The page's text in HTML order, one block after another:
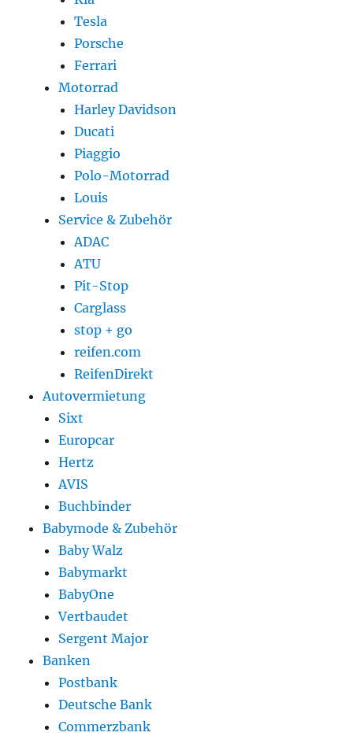
Tesla
Porsche
Ferrari
Motorrad
Harley Davidson
Ducati
Piaggio
Polo-Motorrad
Louis
Service & Zubehör
ADAC
ATU
Pit-Stop
Carglass
stop + go
reifen.com
ReifenDirekt
Autovermietung
Sixt
Europcar
Hertz
AVIS
Buchbinder
Babymode & Zubehör
Baby Walz
Babymarkt
BabyOne
Vertbaudet
Sergent Major
Banken
Postbank
Deutsche Bank
Commerzbank